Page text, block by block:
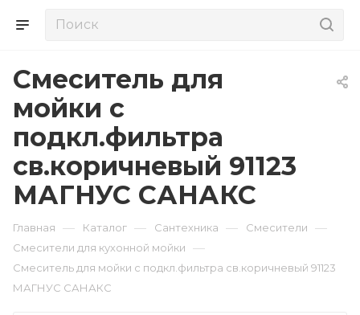
Смеситель для
мойки с
подкл.фильтра
св.коричневый 91123
МАГНУС САНАКС
Главная — Каталог — Сантехника — Смесители —
Смесители для кухонной мойки —
Смеситель для мойки с подкл.фильтра св.коричневый 91123
МАГНУС САНАКС